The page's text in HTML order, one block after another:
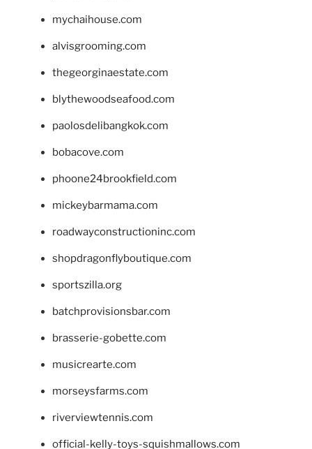
mychaihouse.com
alvisgrooming.com
thegeorginaestate.com
blythewoodseafood.com
paolosdelibangkok.com
bobacove.com
phoone24brookfield.com
mickeybarmama.com
roadwayconstructioninc.com
shopdragonflyboutique.com
sportszilla.org
batchprovisionsbar.com
brasserie-gobette.com
musicrearte.com
morseysfarms.com
riverviewtennis.com
official-kelly-toys-squishmallows.com